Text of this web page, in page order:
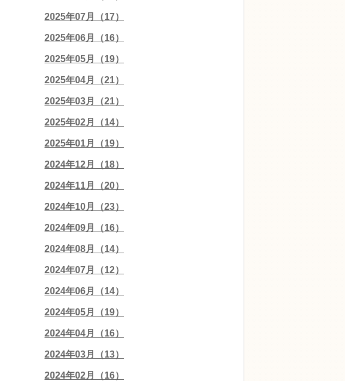
2025年07月（17）
2025年06月（16）
2025年05月（19）
2025年04月（21）
2025年03月（21）
2025年02月（14）
2025年01月（19）
2024年12月（18）
2024年11月（20）
2024年10月（23）
2024年09月（16）
2024年08月（14）
2024年07月（12）
2024年06月（14）
2024年05月（19）
2024年04月（16）
2024年03月（13）
2024年02月（16）